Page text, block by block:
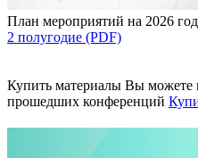
План мероприятий на 2026 год
2 полугодие (PDF)
Купить материалы Вы можете
прошедших конференций